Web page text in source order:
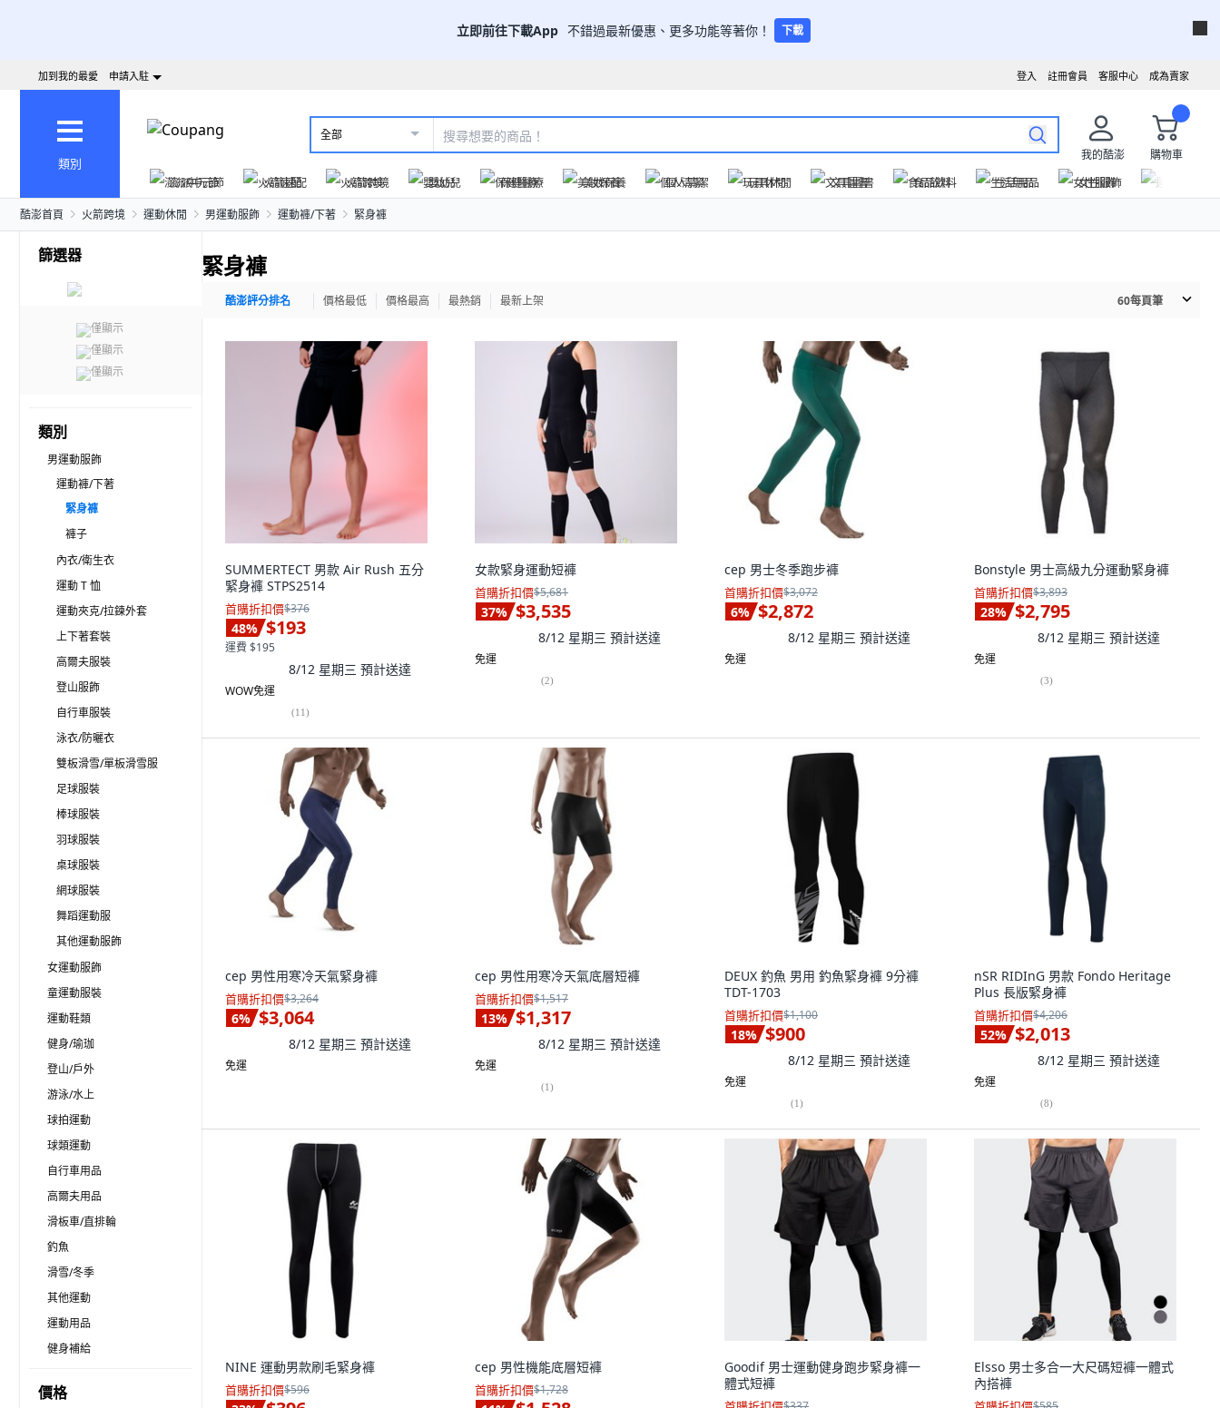
立即前往下載App 不錯過最新優惠、更多功能等著你！ 下載
成為賣家
客服中心
註冊會員
登入
加到我的最愛 申請入駐
類別
全部
我的酷澎
購物車
澎派中元節
火箭速配 火箭跨境 嬰幼兒 保健醫療 美妝保養 個人清潔 玩具休閒 文具圖書 食品飲料 生活用品 女性服飾
酷澎首頁 火箭跨境 運動休閒 男運動服飾 運動褲/下著 緊身褲
篩選器
僅顯示
僅顯示
僅顯示
類別
男運動服飾
運動褲/下著
緊身褲
褲子
內衣/衛生衣
運動 T 恤
運動夾克/拉鍊外套
上下著套裝
高爾夫服裝
登山服飾
自行車服裝
泳衣/防曬衣
雙板滑雪/單板滑雪服
足球服裝
棒球服裝
羽球服裝
桌球服裝
網球服裝
舞蹈運動服
其他運動服飾
女運動服飾
童運動服裝
運動鞋類
健身/瑜珈
登山/戶外
游泳/水上
球拍運動
球類運動
自行車用品
高爾夫用品
滑板車/直排輪
釣魚
滑雪/冬季
其他運動
運動用品
健身補給
價格
緊身褲
酷澎評分排名 價格最低 價格最高 最熱銷 最新上架 60每頁筆
SUMMERTECT 男款 Air Rush 五分
緊身褲 STPS2514
首購折扣價$376
48% $193
運費 $195
8/12 星期三 預計送達
WOW免運
(11)
女款緊身運動短褲
首購折扣價$5,681
37% $3,535
8/12 星期三 預計送達
免運
(2)
cep 男士冬季跑步褲
首購折扣價$3,072
6% $2,872
8/12 星期三 預計送達
免運
Bonstyle 男士高級九分運動緊身褲
首購折扣價$3,893
28% $2,795
8/12 星期三 預計送達
免運
(3)
cep 男性用寒冷天氣緊身褲
首購折扣價$3,264
6% $3,064
8/12 星期三 預計送達
免運
cep 男性用寒冷天氣底層短褲
首購折扣價$1,517
13% $1,317
8/12 星期三 預計送達
免運
(1)
DEUX 釣魚 男用 釣魚緊身褲 9分褲
TDT-1703
首購折扣價$1,100
18% $900
8/12 星期三 預計送達
免運
(1)
nSR RIDInG 男款 Fondo Heritage
Plus 長版緊身褲
首購折扣價$4,206
52% $2,013
8/12 星期三 預計送達
免運
(8)
NINE 運動男款刷毛緊身褲
首購折扣價$596
cep 男性機能底層短褲
首購折扣價$1,728
Goodif 男士運動健身跑步緊身褲一
體式短褲
Elsso 男士多合一大尺碼短褲一體式
內搭褲